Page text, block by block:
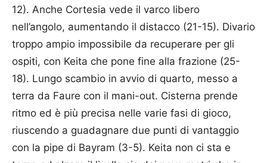
12). Anche Cortesia vede il varco libero
nell’angolo, aumentando il distacco (21-15). Divario
troppo ampio impossibile da recuperare per gli
ospiti, con Keita che pone fine alla frazione (25-
18). Lungo scambio in avvio di quarto, messo a
terra da Faure con il mani-out. Cisterna prende
ritmo ed è più precisa nelle varie fasi di gioco,
riuscendo a guadagnare due punti di vantaggio
con la pipe di Bayram (3-5). Keita non ci sta e